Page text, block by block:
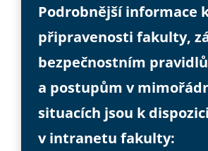
Podrobnější informace
připravenosti fakulty,
bezpečnostním
a postupům v
situacích jsou k dispozici
v intranetu fakulty: